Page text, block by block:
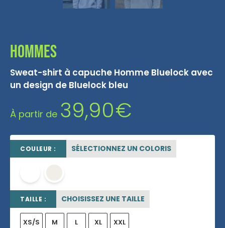
Hommes
Sweat-shirt à capuche Homme Bluelock avec
un design de Bluelock bleu
À partir de 39,90€
COULEUR : SÉLECTIONNEZ UN COLORIS
TAILLE : CHOISISSEZ UNE TAILLE
XS/S M L XL XXL